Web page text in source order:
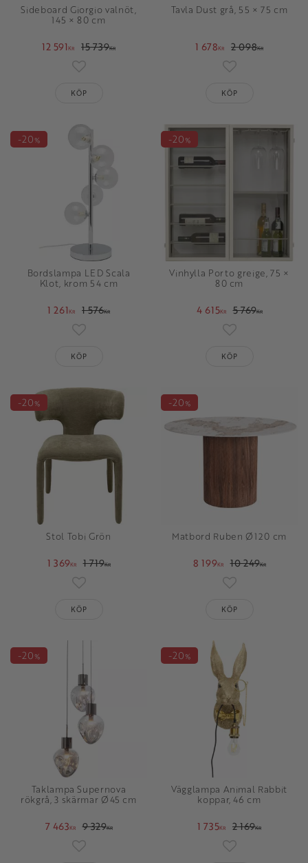
Sideboard Giorgio valnöt,
145 × 80 cm
12 591 KR 15 739KR
Lägg till i favoriter
KÖP
Tavla Dust grå, 55 × 75 cm
1 678KR 2 098KR
Lägg till i
KÖP
Bordslampa LED Scala
Klot, krom 54 cm
1 261 KR 1 576KR
20%
Lägg till i favoriter
KÖP
Vinhylla Porto greige, 75 ×
80 cm
4 615KR 5 769KR
20%
Lägg till i
KÖP
Stol Tobi Grön
1 369KR 1 719KR
20%
Lägg till i favoriter
KÖP
Matbord Ruben Ø120 cm
8 199KR 10 249KR
20%
Lägg till i
KÖP
Taklampa Supernova
rökgrå, 3 skärmar Ø45 cm
7 463KR 9 329KR
20%
Lägg till i favoriter
Vägglampa Animal Rabbit
koppar, 46 cm
1 735KR 2 169KR
20%
Lägg till i